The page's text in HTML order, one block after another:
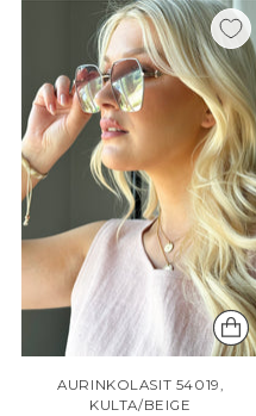
AURINKOLASIT 54019,
KULTA/BEIGE